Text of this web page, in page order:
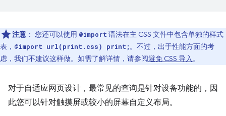
注意 ： 您还可以使用 @import语法在主 CSS 文件中包含单独的样式
表， @import url(print.css) print;。不过，出于性能方面的考
虑，我们不建议这样做。如需了解详情，请参阅避免 CSS 导入。
对于自适应网页设计，最常见的查询是针对设备功能的，因
此您可以针对触摸屏或较小的屏幕自定义布局。